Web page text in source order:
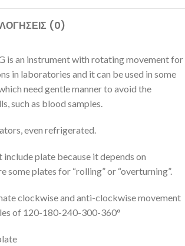
(0)
is an instrument with rotating movement for
in laboratories and it can be used in some
need gentle manner to avoid the
such as blood samples.
even refrigerated.
include plate because it depends on
some plates for “rolling” or “overturning”.
clockwise and anti-clockwise movement
of 120-180-240-300-360°